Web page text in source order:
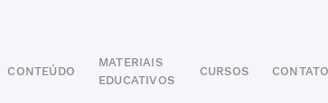
CONTEÚDO
MATERIAIS
EDUCATIVOS
CURSOS CONTATO